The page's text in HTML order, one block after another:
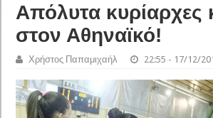
Απόλυτα κυρίαρχες
στον Αθηναϊκό!
Χρήστος Παπαμιχαήλ 22:55 - 17/12/